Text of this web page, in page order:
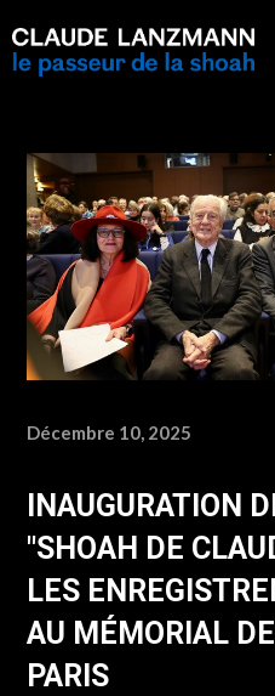
Décembre 10, 2025
INAUGURATION
"SHOAH DE
LES
AU MÉMORIAL
PARIS